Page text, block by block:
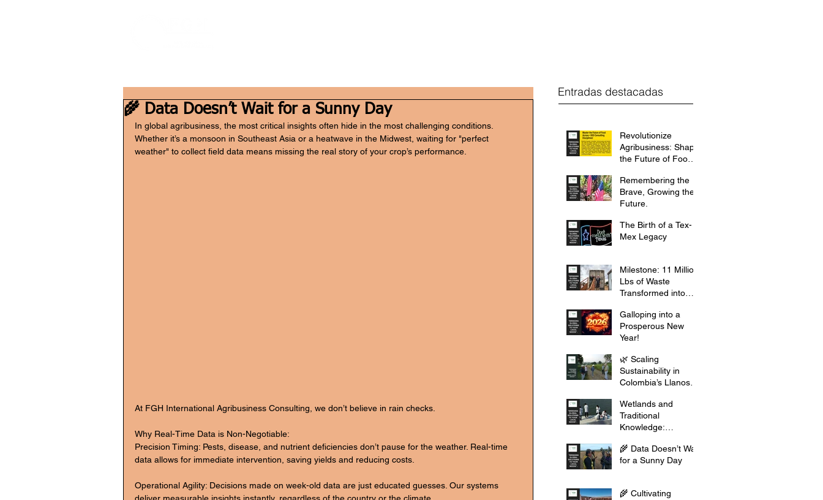
🌾 Data Doesn’t Wait for a Sunny Day
In global agribusiness, the most critical insights often hide in the most challenging conditions.
Whether it’s a monsoon in Southeast Asia or a heatwave in the Midwest, waiting for "perfect
weather" to collect field data means missing the real story of your crop’s performance.
At FGH International Agribusiness Consulting, we don’t believe in rain checks.
Why Real-Time Data is Non-Negotiable:
Precision Timing: Pests, disease, and nutrient deficiencies don’t pause for the weather. Real-time
data allows for immediate intervention, saving yields and reducing costs.
Operational Agility: Decisions made on week-old data are just educated guesses. Our systems
deliver measurable insights instantly, regardless of the country or the climate.
Entradas destacadas
Revolutionize
Agribusiness: Shape
the Future of Food
International.
Remembering the
Brave, Growing the
Future.
The Birth of a Tex-
Mex Legacy
Milestone: 11 Million
Lbs of Waste
Transformed into
Galloping into a
Prosperous New
Year!
🌿 Scaling
Sustainability in
Colombia’s Llanos
Wetlands and
Traditional
Knowledge:
Heritage
🌾 Data Doesn’t Wait
for a Sunny Day
🌾 Cultivating